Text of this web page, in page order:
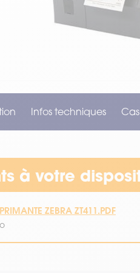
Infos techniques
à votre
ZEBRA ZT411.PDF